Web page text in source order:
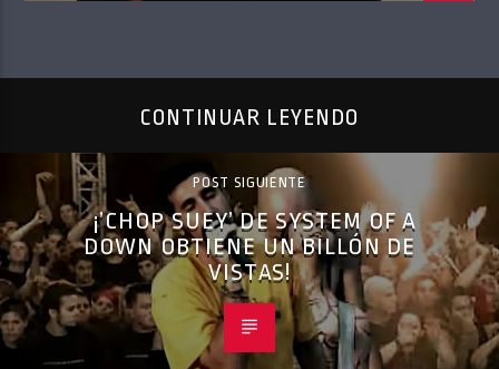
CONTINUAR LEYENDO
POST SIGUIENTE
¡’CHOP SUEY’ DE SYSTEM OF A
DOWN OBTIENE UN BILLÓN DE
VISTAS!